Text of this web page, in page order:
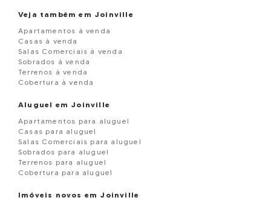
Veja também em Joinville
Apartamentos à venda
Casas à venda
Salas Comerciais à venda
Sobrados à venda
Terrenos à venda
Cobertura à venda
Aluguel em Joinville
Apartamentos para aluguel
Casas para aluguel
Salas Comerciais para aluguel
Sobrados para aluguel
Terrenos para aluguel
Cobertura para aluguel
Imóveis novos em Joinville